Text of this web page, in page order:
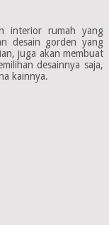
interior rumah yang
desain gorden yang
juga akan membuat
desainnya saja,
kainnya.